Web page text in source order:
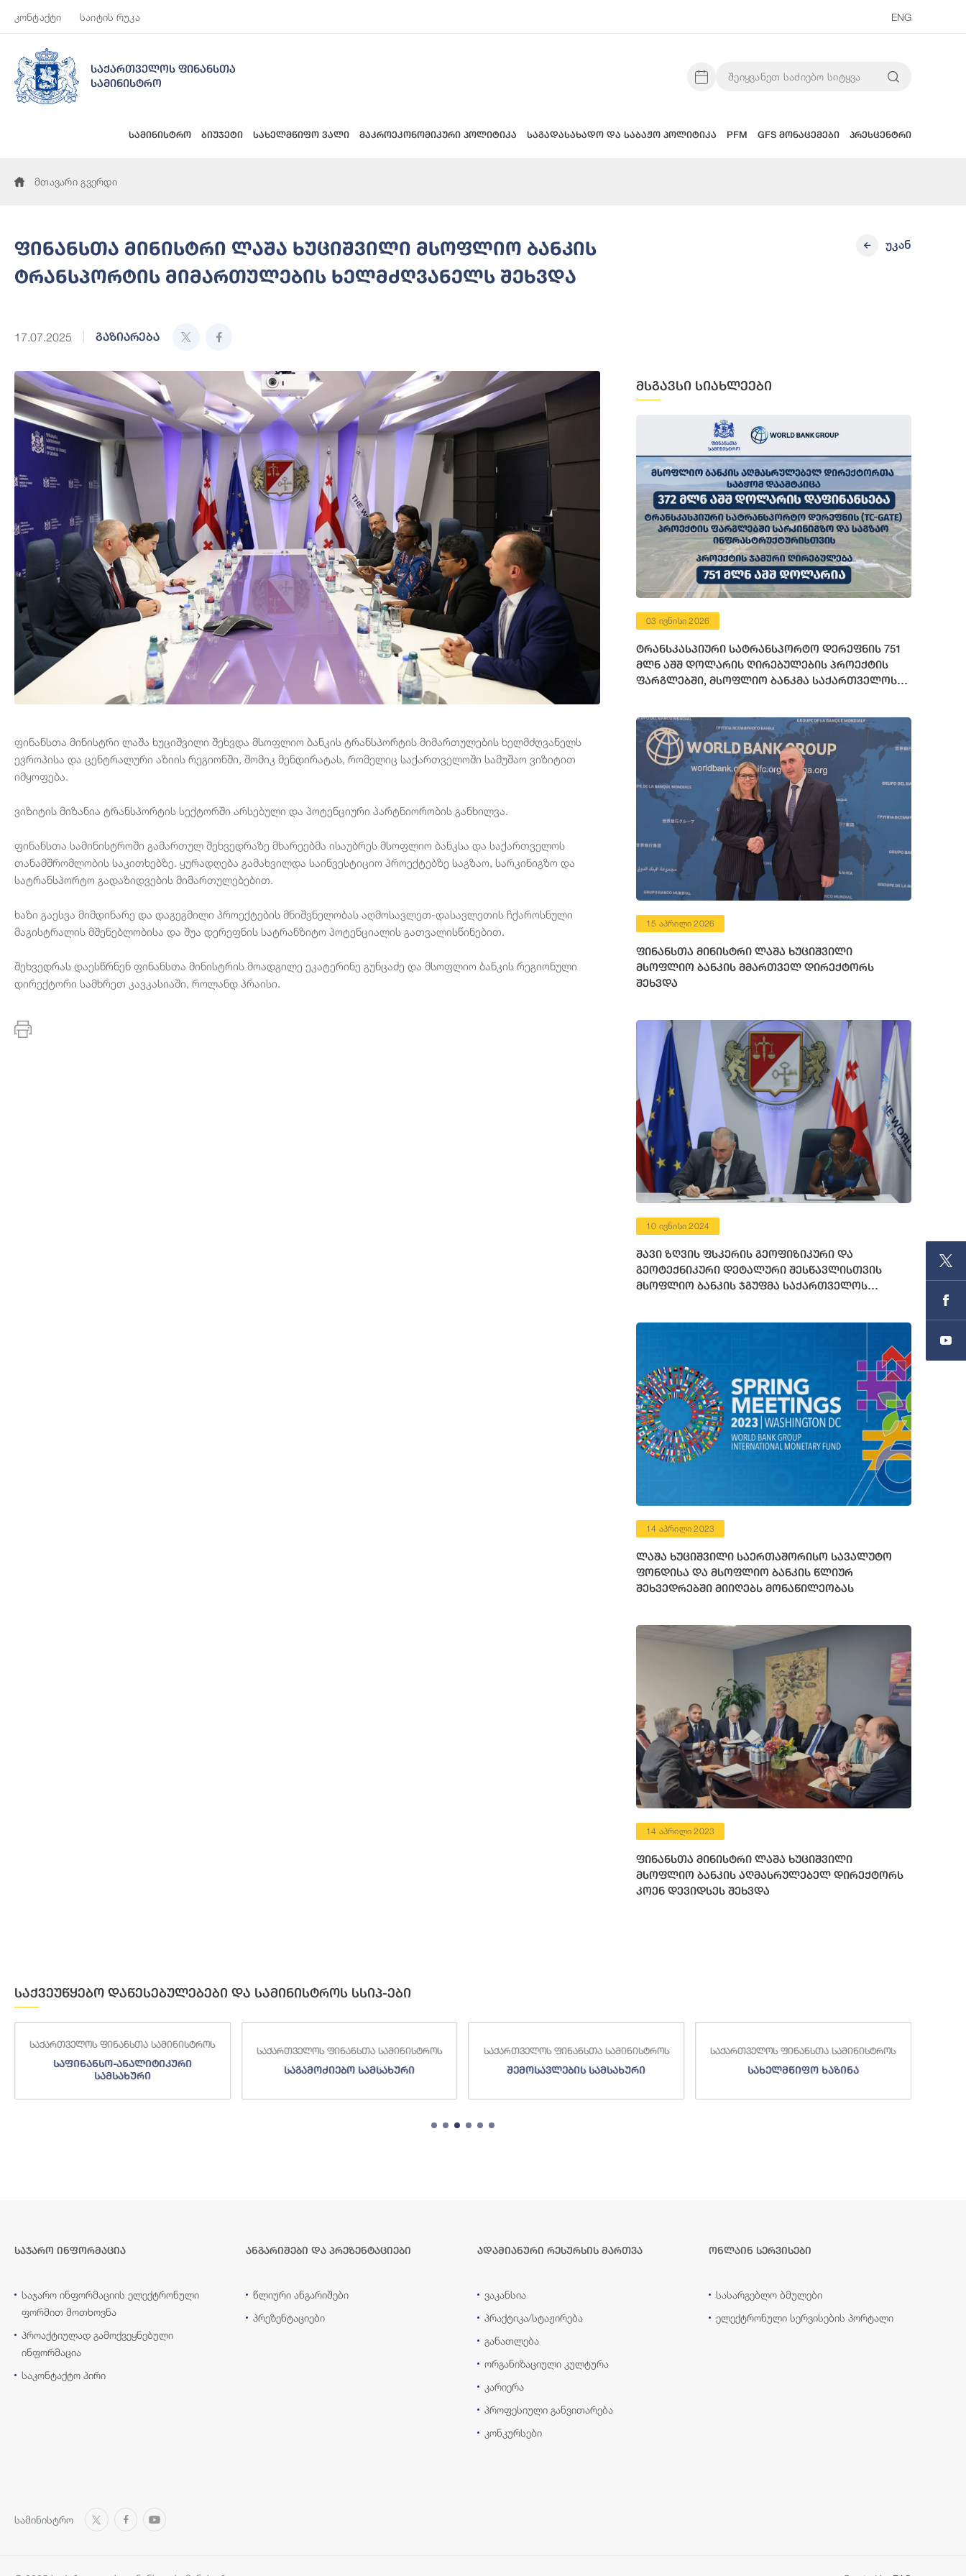
კონტაქტი საიტის რუკა ENG
საქართველოს ფინანსთა
სამინისტრო
სამინისტრო ბიუჯეტი სახელმწიფო ვალი მაკროეკონომიკური პოლიტიკა საგადასახადო და საბაჟო პოლიტიკა PFM GFS მონაცემები პრესცენტრი
მთავარი გვერდი
ფინანსთა მინისტრი ლაშა ხუციშვილი მსოფლიო ბანკის
ტრანსპორტის მიმართულების ხელმძღვანელს შეხვდა
17.07.2025 გაზიარება
უკან
ფინანსთა მინისტრი ლაშა ხუციშვილი შეხვდა მსოფლიო ბანკის ტრანსპორტის მიმართულების ხელმძღვანელს
ევროპისა და ცენტრალური აზიის რეგიონში, შომიკ მენდირატას, რომელიც საქართველოში სამუშაო ვიზიტით
იმყოფება.
ვიზიტის მიზანია ტრანსპორტის სექტორში არსებული და პოტენციური პარტნიორობის განხილვა.
ფინანსთა სამინისტროში გამართულ შეხვედრაზე მხარეებმა ისაუბრეს მსოფლიო ბანკსა და საქართველოს
თანამშრომლობის საკითხებზე. ყურადღება გამახვილდა საინვესტიციო პროექტებზე საგზაო, სარკინიგზო და
სატრანსპორტო გადაზიდვების მიმართულებებით.
ხაზი გაესვა მიმდინარე და დაგეგმილი პროექტების მნიშვნელობას აღმოსავლეთ-დასავლეთის ჩქაროსნული
მაგისტრალის მშენებლობისა და შუა დერეფნის სატრანზიტო პოტენციალის გათვალისწინებით.
შეხვედრას დაესწრნენ ფინანსთა მინისტრის მოადგილე ეკატერინე გუნცაძე და მსოფლიო ბანკის რეგიონული
დირექტორი სამხრეთ კავკასიაში, როლანდ პრაისი.
მსგავსი სიახლეები
03 ივნისი 2026
ტრანსკასპიური სატრანსპორტო დერეფნის 751
მლნ აშშ დოლარის ღირებულების პროექტის
ფარგლებში, მსოფლიო ბანკმა საქართველოს
15 აპრილი 2026
ფინანსთა მინისტრი ლაშა ხუციშვილი
მსოფლიო ბანკის მმართველ დირექტორს
შეხვდა
10 ივნისი 2024
შავი ზღვის ფსკერის გეოფიზიკური და
გეოტექნიკური დეტალური შესწავლისთვის
მსოფლიო ბანკის ჯგუფმა საქართველოს
14 აპრილი 2023
ლაშა ხუციშვილი საერთაშორისო სავალუტო
ფონდისა და მსოფლიო ბანკის წლიურ
შეხვედრებში მიიღებს მონაწილეობას
14 აპრილი 2023
ფინანსთა მინისტრი ლაშა ხუციშვილი
მსოფლიო ბანკის აღმასრულებელ დირექტორს
კოენ დევიდსეს შეხვდა
საქვეუწყებო დაწესებულებები და სამინისტროს სსიპ-ები
საქართველოს ფინანსთა სამინისტროს
საფინანსო-ანალიტიკური
სამსახური
საქართველოს ფინანსთა სამინისტროს
საგამოძიებო სამსახური
საქართველოს ფინანსთა სამინისტროს
შემოსავლების სამსახური
საქართველოს ფინანსთა სამინისტროს
სახელმწიფო ხაზინა
საჯარო ინფორმაცია
საჯარო ინფორმაციის ელექტრონული
ფორმით მოთხოვნა
პროაქტიულად გამოქვეყნებული
ინფორმაცია
საკონტაქტო პირი
ანგარიშები და პრეზენტაციები
წლიური ანგარიშები
პრეზენტაციები
ადამიანური რესურსის მართვა
ვაკანსია
პრაქტიკა/სტაჟირება
განათლება
ორგანიზაციული კულტურა
კარიერა
პროფესიული განვითარება
კონკურსები
ონლაინ სერვისები
სასარგებლო ბმულები
ელექტრონული სერვისების პორტალი
სამინისტრო